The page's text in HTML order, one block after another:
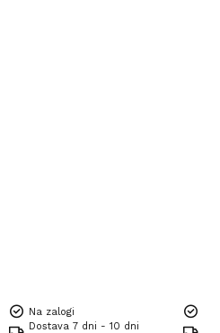
Na zalogi
Dostava 7 dni - 10 dni